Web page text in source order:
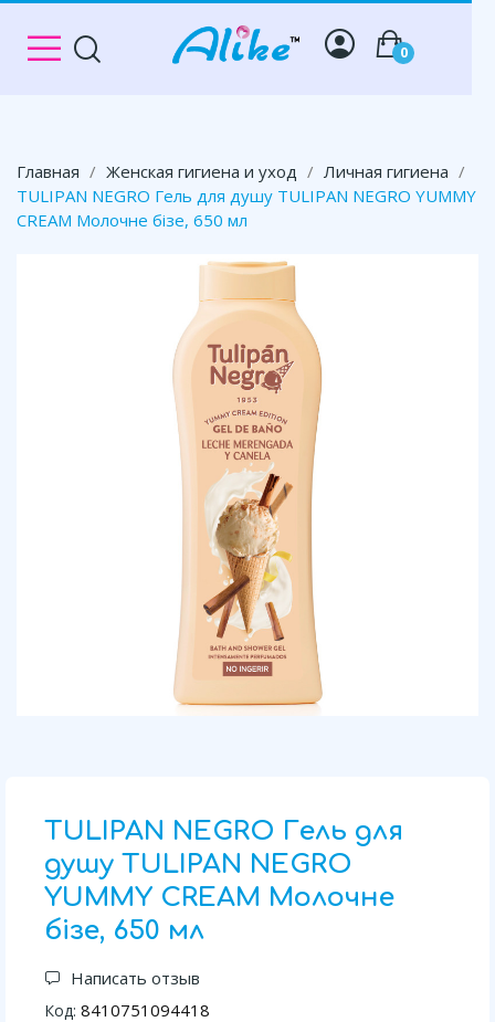
0
Главная Женская гигиена и уход
Личная гигиена
TULIPAN NEGRO Гель для душу TULIPAN NEGRO YUMMY
CREAM Молочне бізе, 650 мл
TULIPAN NEGRO Гель для
душу TULIPAN NEGRO
YUMMY CREAM Молочне
бізе, 650 мл
Написать отзыв
Код: 8410751094418